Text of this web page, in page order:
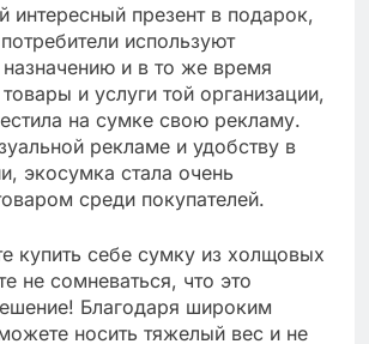
интересный презент в подарок,
используют
и в то же время
и услуги той организации,
на сумке свою рекламу.
рекламе и удобству в
экосумка стала очень
среди покупателей.
купить себе сумку из холщовых
не сомневаться, что это
Благодаря широким
носить тяжелый вес и не